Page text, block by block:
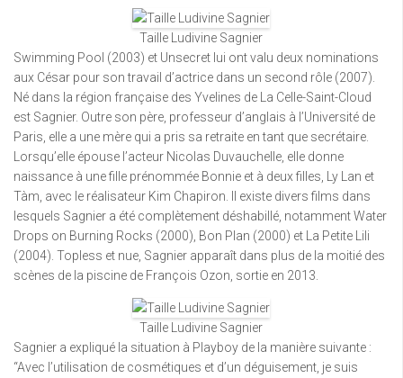
Taille Ludivine Sagnier
Swimming Pool (2003) et Unsecret lui ont valu deux nominations
aux César pour son travail d’actrice dans un second rôle (2007).
Né dans la région française des Yvelines de La Celle-Saint-Cloud
est Sagnier. Outre son père, professeur d’anglais à l’Université de
Paris, elle a une mère qui a pris sa retraite en tant que secrétaire.
Lorsqu’elle épouse l’acteur Nicolas Duvauchelle, elle donne
naissance à une fille prénommée Bonnie et à deux filles, Ly Lan et
Tàm, avec le réalisateur Kim Chapiron. Il existe divers films dans
lesquels Sagnier a été complètement déshabillé, notamment Water
Drops on Burning Rocks (2000), Bon Plan (2000) et La Petite Lili
(2004). Topless et nue, Sagnier apparaît dans plus de la moitié des
scènes de la piscine de François Ozon, sortie en 2013.
Taille Ludivine Sagnier
Sagnier a expliqué la situation à Playboy de la manière suivante :
“Avec l’utilisation de cosmétiques et d’un déguisement, je suis